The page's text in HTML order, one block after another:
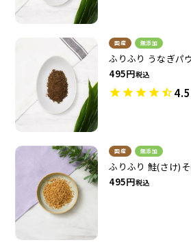
お試しセット
アウトレット
国産 無添加
ふりふり うなぎパ
495
税込
国産 無添加
ふりふり 鮭(さけ)
495
税込